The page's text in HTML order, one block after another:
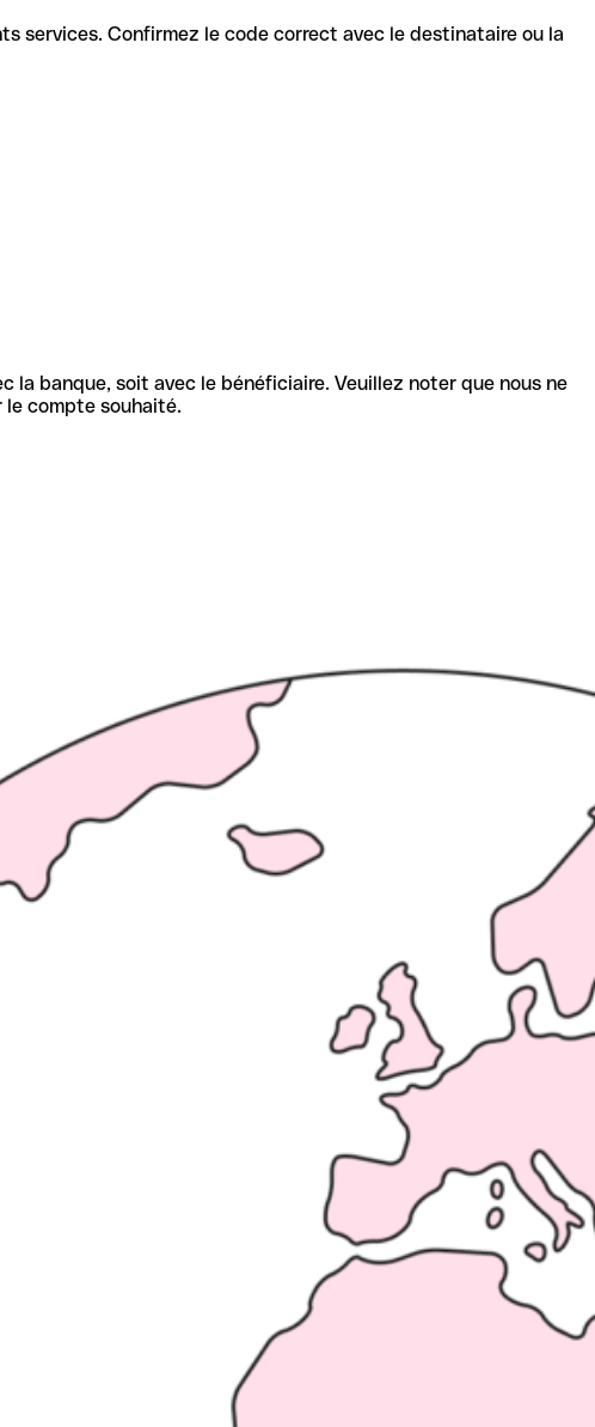
services. Confirmez le code correct avec le destinataire ou la
banque, soit avec le bénéficiaire. Veuillez noter que nous ne
le compte souhaité.